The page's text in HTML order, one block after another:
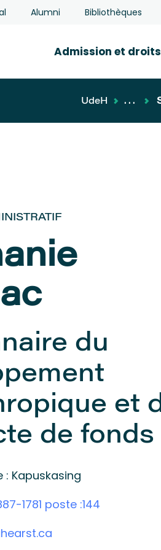
Alumni Bibliothèques
Admission et
UdeH ...
du
et
de fonds
Kapuskasing
1781 poste :144